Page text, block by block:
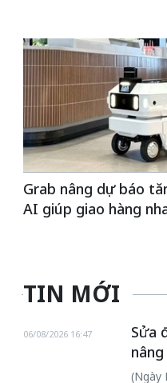
Grab nâng dự báo
AI giúp giao hàng
TIN MỚI
Sửa
06/08/2026 16:47
(Ngày